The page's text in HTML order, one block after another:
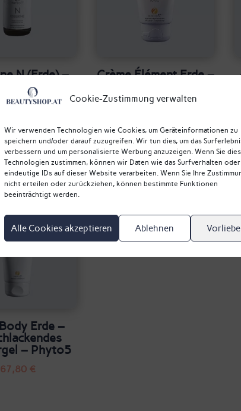
Cookie-Zustimmung verwalten
Wir verwenden Technologien wie Cookies, um Geräteinformationen zu
speichern und/oder darauf zuzugreifen. Wir tun dies, um das
verbessern und um personalisierte Werbung anzuzeigen. Wenn Sie
Technologien zustimmen, können wir Daten wie das Surfverhalten oder
eindeutige IDs auf dieser Website verarbeiten. Wenn Sie Ihre
nicht erteilen oder zurückziehen, können bestimmte Funktionen
beeinträchtigt werden.
Alle Cookies akzeptieren Ablehnen
N (Erde) –
– Phyto5
Crème Élément Erde –
Phyto5
Erde –
– Phyto5
67,80 €